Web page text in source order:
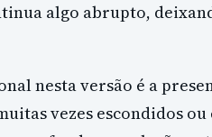
algo abrupto,
nesta versão é a
vezes escondidos